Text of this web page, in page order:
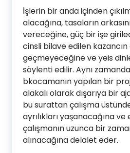
İşlerin bir anda içinden
alacağına, tasaların
vereceğine, güç bir işe
cinsli bilave edilen kazancın
geçmeyeceğine ve yeis
söylenti edilir. Aynı
bkocamanın yapılan bir
alakalı olarak dışarıya bir
bu surattan çalışma
ayrılıkları yaşanacağına
çalışmanın uzunca bir
alınacağına delalet eder.